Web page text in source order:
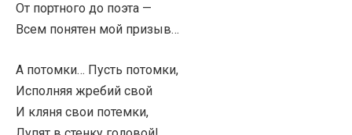
От портного до поэта —
Всем понятен мой призыв…
А потомки… Пусть потомки,
Исполняя жребий свой
И кляня свои потемки,